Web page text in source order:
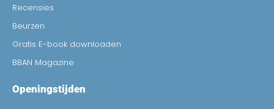
Recensies
Beurzen
Gratis E-book downloaden
BBAN Magazine
Openingstijden